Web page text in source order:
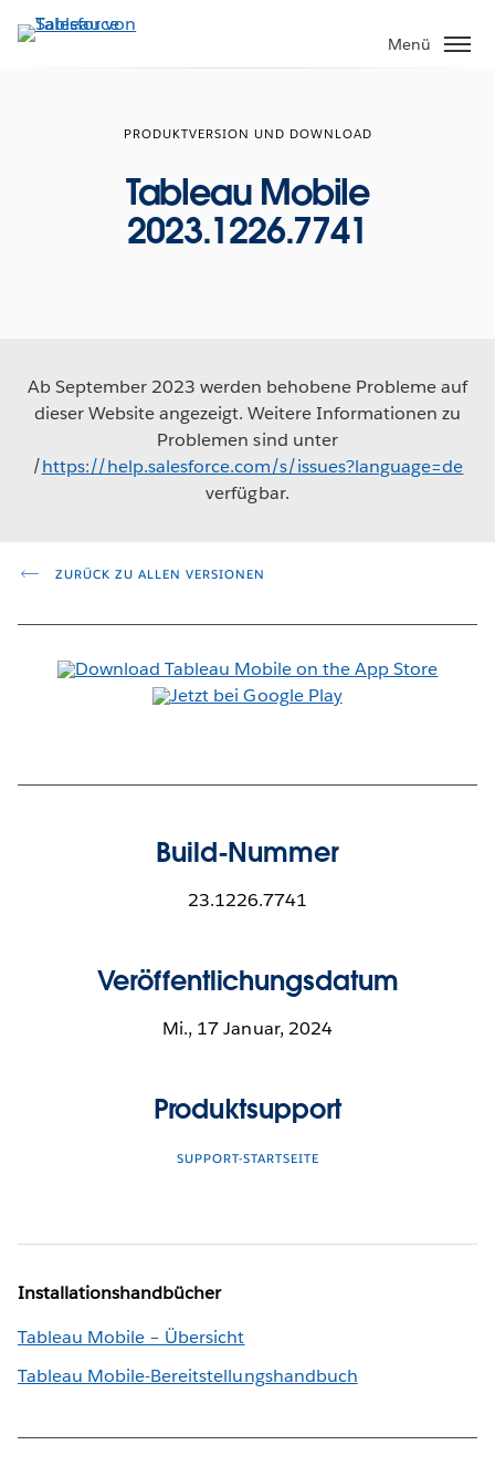
Direkt
zum
Menü
PRODUKTVERSION UND DOWNLOAD
Tableau Mobile
2023.1226.7741
Ab September 2023 werden behobene Probleme auf
dieser Website angezeigt. Weitere Informationen zu
Problemen sind unter
/https://help.salesforce.com/s/issues?language=de
verfügbar.
ZURÜCK ZU ALLEN VERSIONEN
Build-Nummer
23.1226.7741
Veröffentlichungsdatum
Mi., 17 Januar, 2024
Produktsupport
SUPPORT-STARTSEITE
Installationshandbücher
Tableau Mobile – Übersicht
Tableau Mobile-Bereitstellungshandbuch